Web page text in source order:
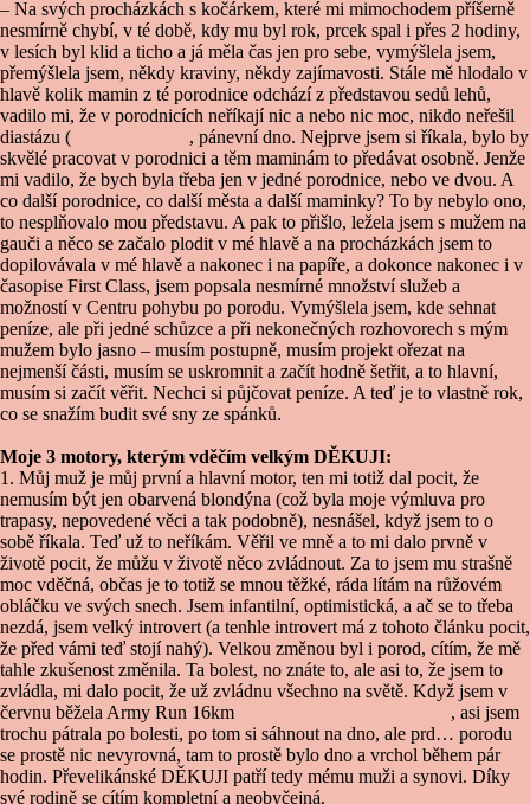
– Na svých procházkách s kočárkem, které mi mimochodem příšerně
nesmírně chybí, v té době, kdy mu byl rok, prcek spal i přes 2 hodiny,
v lesích byl klid a ticho a já měla čas jen pro sebe, vymýšlela jsem,
přemýšlela jsem, někdy kraviny, někdy zajímavosti. Stále mě hlodalo v
hlavě kolik mamin z té porodnice odchází z představou sedů lehů,
vadilo mi, že v porodnicích neříkají nic a nebo nic moc, nikdo neřešil
diastázu (
, pánevní dno. Nejprve jsem si říkala, bylo by
skvělé pracovat v porodnici a těm maminám to předávat osobně. Jenže
mi vadilo, že bych byla třeba jen v jedné porodnice, nebo ve dvou. A
co další porodnice, co další města a další maminky? To by nebylo ono,
to nesplňovalo mou představu. A pak to přišlo, ležela jsem s mužem na
gauči a něco se začalo plodit v mé hlavě a na procházkách jsem to
dopilovávala v mé hlavě a nakonec i na papíře, a dokonce nakonec i v
časopise First Class, jsem popsala nesmírné množství služeb a
možností v Centru pohybu po porodu. Vymýšlela jsem, kde sehnat
peníze, ale při jedné schůzce a při nekonečných rozhovorech s mým
mužem bylo jasno – musím postupně, musím projekt ořezat na
nejmenší části, musím se uskromnit a začít hodně šetřit, a to hlavní,
musím si začít věřit. Nechci si půjčovat peníze. A teď je to vlastně rok,
co se snažím budit své sny ze spánků.
Moje 3 motory, kterým vděčím velkým DĚKUJI:
1. Můj muž je můj první a hlavní motor, ten mi totiž dal pocit, že
nemusím být jen obarvená blondýna (což byla moje výmluva pro
trapasy, nepovedené věci a tak podobně), nesnášel, když jsem to o
sobě říkala. Teď už to neříkám. Věřil ve mně a to mi dalo prvně v
životě pocit, že můžu v životě něco zvládnout. Za to jsem mu strašně
moc vděčná, občas je to totiž se mnou těžké, ráda lítám na růžovém
obláčku ve svých snech. Jsem infantilní, optimistická, a ač se to třeba
nezdá, jsem velký introvert (a tenhle introvert má z tohoto článku pocit,
že před vámi teď stojí nahý). Velkou změnou byl i porod, cítím, že mě
tahle zkušenost změnila. Ta bolest, no znáte to, ale asi to, že jsem to
zvládla, mi dalo pocit, že už zvládnu všechno na světě. Když jsem v
červnu běžela Army Run 16km
, asi jsem
trochu pátrala po bolesti, po tom si sáhnout na dno, ale prd… porodu
se prostě nic nevyrovná, tam to prostě bylo dno a vrchol během pár
hodin. Převelikánské DĚKUJI patří tedy mému muži a synovi. Díky
své rodině se cítím kompletní a neobyčejná.